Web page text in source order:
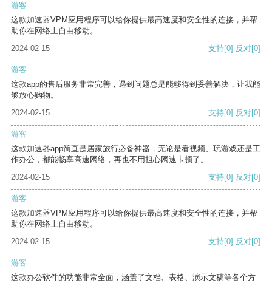
游客
这款加速器VPM应用程序可以给你提供最高速度和安全性的连接，并帮
助你在网络上自由移动。
2024-02-15
支持[0] 反对[0]
游客
这款app的售后服务非常完善，遇到问题总是能够得到妥善解决，让我能
够放心购物。
2024-02-15
支持[0] 反对[0]
游客
这款加速器app简直是居家旅行必备神器，无论是看视频、玩游戏还是工
作办公，都能畅享高速网络，再也不用担心网速卡顿了。
2024-02-15
支持[0] 反对[0]
游客
这款加速器VPM应用程序可以给你提供最高速度和安全性的连接，并帮
助你在网络上自由移动。
2024-02-15
支持[0] 反对[0]
游客
这款办公软件的功能非常全面，涵盖了文档、表格、演示文稿等各个方